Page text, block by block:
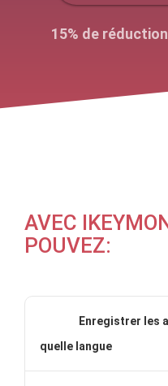
15% de réduction
AVEC
POUVEZ:
Enregistrer les
quelle langue